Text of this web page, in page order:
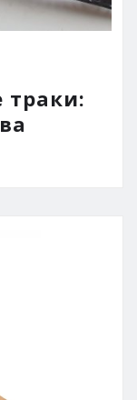
траки: